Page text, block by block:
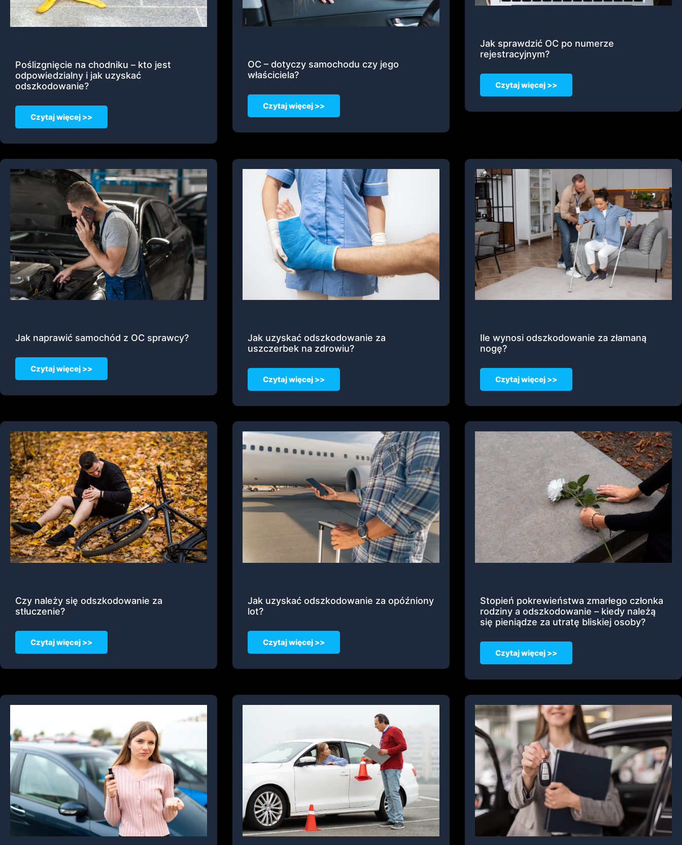
Poślizgnięcie na chodniku – kto jest
odpowiedzialny i jak uzyskać
odszkodowanie?
Czytaj więcej >>
OC – dotyczy samochodu czy jego
właściciela?
Czytaj więcej >>
Jak sprawdzić OC po numerze
rejestracyjnym?
Czytaj więcej >>
Jak naprawić samochód z OC sprawcy?
Czytaj więcej >>
Jak uzyskać odszkodowanie za
uszczerbek na zdrowiu?
Czytaj więcej >>
Ile wynosi odszkodowanie za złamaną
nogę?
Czytaj więcej >>
Czy należy się odszkodowanie za
stłuczenie?
Czytaj więcej >>
Jak uzyskać odszkodowanie za opóźniony
lot?
Czytaj więcej >>
Stopień pokrewieństwa zmarłego członka
rodziny a odszkodowanie – kiedy należą
się pieniądze za utratę bliskiej osoby?
Czytaj więcej >>